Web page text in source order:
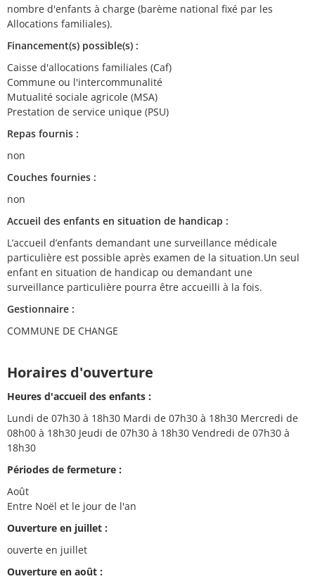
nombre d'enfants à charge (barème national fixé par les
Allocations familiales).
Financement(s) possible(s) :
Caisse d'allocations familiales (Caf)
Commune ou l'intercommunalité
Mutualité sociale agricole (MSA)
Prestation de service unique (PSU)
Repas fournis :
non
Couches fournies :
non
Accueil des enfants en situation de handicap :
L’accueil d’enfants demandant une surveillance médicale
particulière est possible après examen de la situation.Un seul
enfant en situation de handicap ou demandant une
surveillance particulière pourra être accueilli à la fois.
Gestionnaire :
COMMUNE DE CHANGE
Horaires d'ouverture
Heures d'accueil des enfants :
Lundi de 07h30 à 18h30 Mardi de 07h30 à 18h30 Mercredi de
08h00 à 18h30 Jeudi de 07h30 à 18h30 Vendredi de 07h30 à
18h30
Périodes de fermeture :
Août
Entre Noël et le jour de l'an
Ouverture en juillet :
ouverte en juillet
Ouverture en août :